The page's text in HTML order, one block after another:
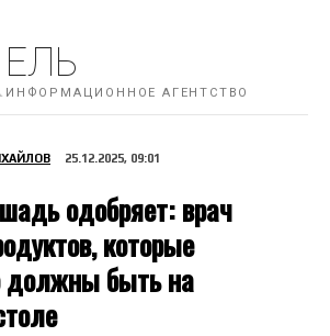
ЕЛЬ
ИНФОРМАЦИОННОЕ АГЕНТСТВО
25.12.2025, 09:01
одобряет: врач
которые
должны быть на